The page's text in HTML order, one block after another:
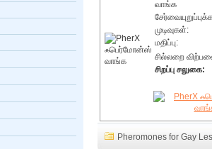
முடிவுகள்:
மதிப்பு:
சில்லறை
சிறப்பு சலுகை:
Pheromones for Gay